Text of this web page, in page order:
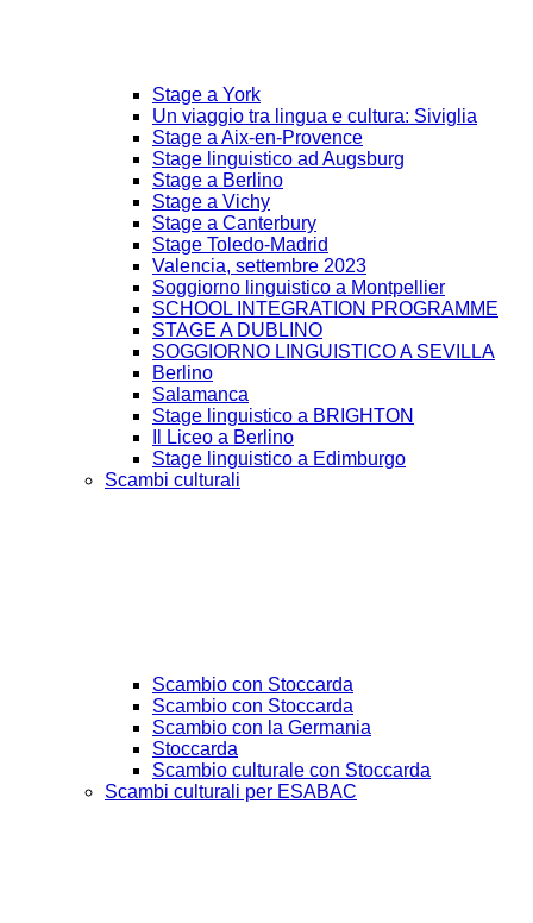
Stage a York
Un viaggio tra lingua e cultura: Siviglia
Stage a Aix-en-Provence
Stage linguistico ad Augsburg
Stage a Berlino
Stage a Vichy
Stage a Canterbury
Stage Toledo-Madrid
Valencia, settembre 2023
Soggiorno linguistico a Montpellier
SCHOOL INTEGRATION PROGRAMME
STAGE A DUBLINO
SOGGIORNO LINGUISTICO A SEVILLA
Berlino
Salamanca
Stage linguistico a BRIGHTON
Il Liceo a Berlino
Stage linguistico a Edimburgo
Scambi culturali
Scambio con Stoccarda
Scambio con Stoccarda
Scambio con la Germania
Stoccarda
Scambio culturale con Stoccarda
Scambi culturali per ESABAC